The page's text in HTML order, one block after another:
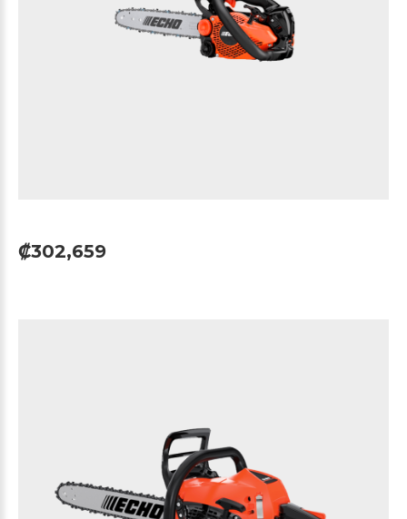
₡302,659